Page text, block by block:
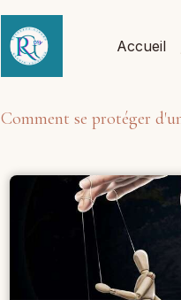
Accueil
Comment se protéger